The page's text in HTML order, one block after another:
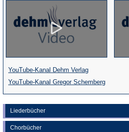
Liederbücher
Chorbücher
YouTube-Kanal Dehm Verlag(Öffnet
in
einem
neuen
Tab)
YouTube-Kanal Gregor Schemberg(Öffnet
in
einem
neuen